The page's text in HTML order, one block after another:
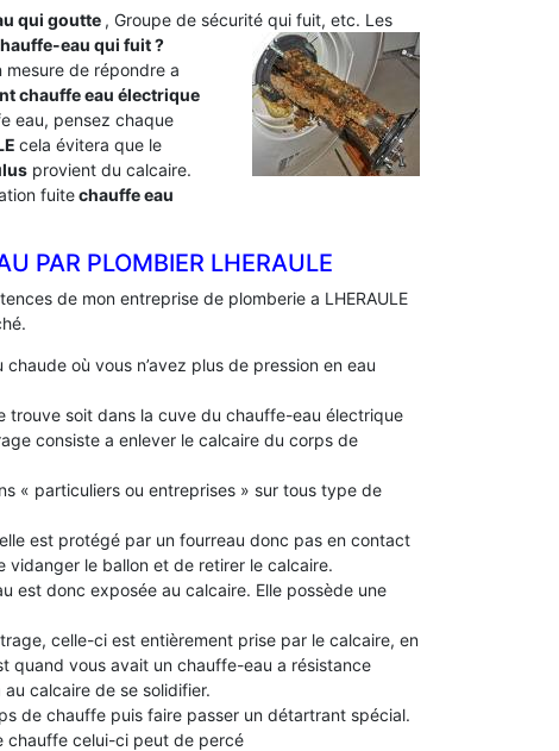
qui goutte , Groupe de sécurité qui fuit, etc. Les
eau qui fuit ?
mesure de répondre a
chauffe eau électrique
eau, pensez chaque
cela évitera que le
provient du calcaire.
fuitechauffe eau
PAR PLOMBIER LHERAULE
de mon entreprise de plomberie a LHERAULE
chaude où vous n’avez plus de pression en eau
trouve soit dans la cuve du chauffe-eau électrique
consiste a enlever le calcaire du corps de
« particuliers ou entreprises » sur tous type de
est protégé par un fourreau donc pas en contact
vidanger le ballon et de retirer le calcaire.
est donc exposée au calcaire. Elle possède une
celle-ci est entièrement prise par le calcaire, en
quand vous avait un chauffe-eau a résistance
calcaire de se solidifier.
de chauffe puis faire passer un détartrant spécial.
chauffe celui-ci peut de percé